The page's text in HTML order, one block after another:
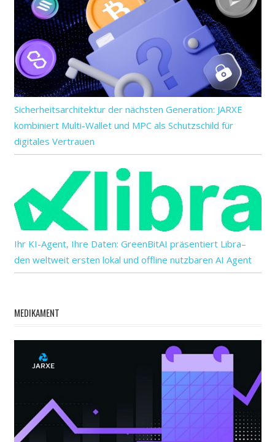
Sicherheitsarchitektur der nächsten Generation: JARXE
kombiniert Multi-Wallet und MPC als Schutzschild für
digitales Vertrauen
Ihr KI-Agent, Ihre Daten: GreenBitAI präsentiert Libra–
den weltweit ersten lokal und offline nutzbaren AI Agent
MEDIKAMENT